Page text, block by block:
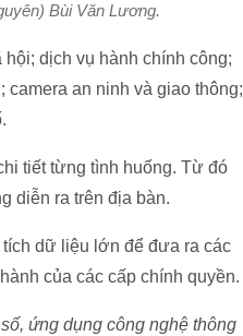
Bùi Văn Lương.
dịch vụ hành chính công;
an ninh và giao thông;
tiết từng tình huống. Từ đó
diễn ra trên địa bàn.
dữ liệu lớn để đưa ra các
của các cấp chính quyền.
ứng dụng công nghệ thông